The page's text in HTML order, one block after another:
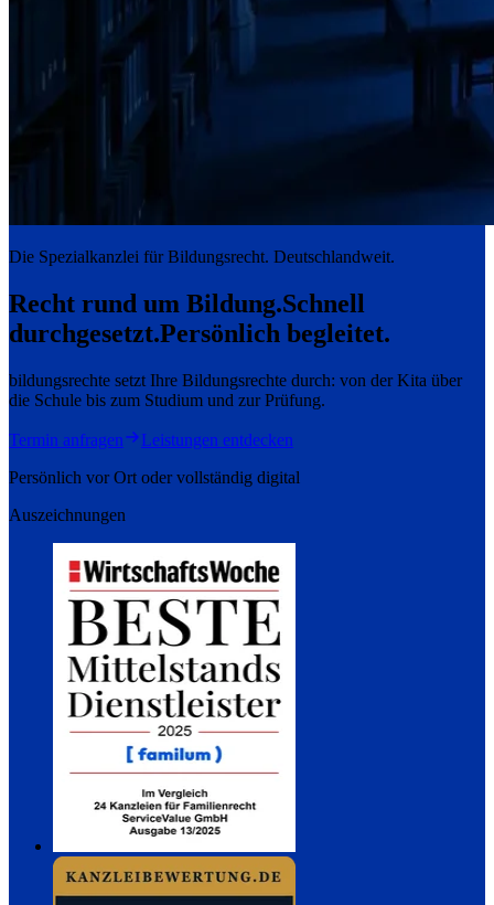
Die Spezialkanzlei für Bildungsrecht. Deutschlandweit.
Recht rund um Bildung.Schnell
durchgesetzt.Persönlich begleitet.
bildungsrechte setzt Ihre Bildungsrechte durch: von der Kita über
die Schule bis zum Studium und zur Prüfung.
Termin anfragen
Leistungen entdecken
Persönlich vor Ort oder vollständig digital
Auszeichnungen